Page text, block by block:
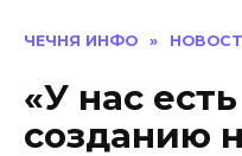
ЧЕЧНЯ ИНФО »
«У нас
созданию